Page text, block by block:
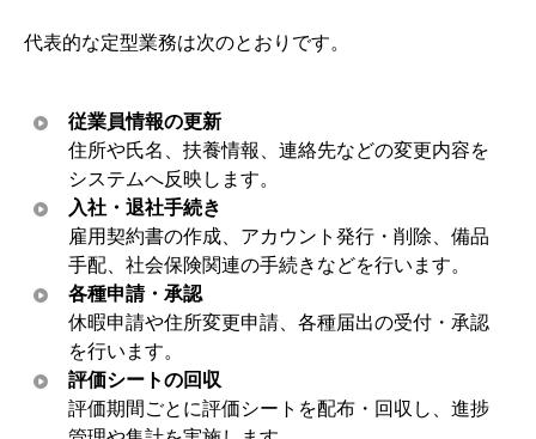
代表的な定型業務は次のとおりです。
従業員情報の更新
住所や氏名、扶養情報、連絡先などの変更内容を
システムへ反映します。
入社・退社手続き
雇用契約書の作成、アカウント発行・削除、備品
手配、社会保険関連の手続きなどを行います。
各種申請・承認
休暇申請や住所変更申請、各種届出の受付・承認
を行います。
評価シートの回収
評価期間ごとに評価シートを配布・回収し、進捗